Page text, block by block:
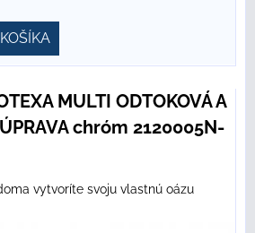
MULTI ODTOKOVÁ A
chróm 2120005N-
vytvoríte svoju vlastnú oázu